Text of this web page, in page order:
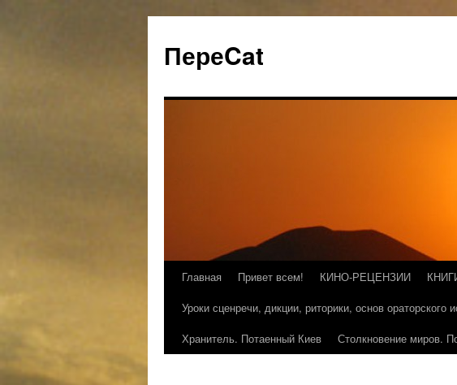
ПереCat
Главная Привет всем! КИНО-РЕЦЕНЗИИ
Уроки сценречи, дикции, риторики, основ
Хранитель. Потаенный Киев
Столкновение миров.